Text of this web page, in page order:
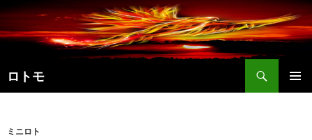
コ
テ
ツ
へ
ロトモ
索
ミニロト